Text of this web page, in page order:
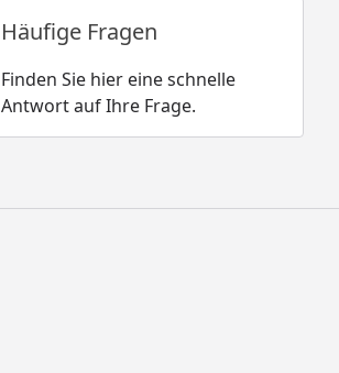
Häufige Fragen
Finden Sie hier eine schnelle
Antwort auf Ihre Frage.